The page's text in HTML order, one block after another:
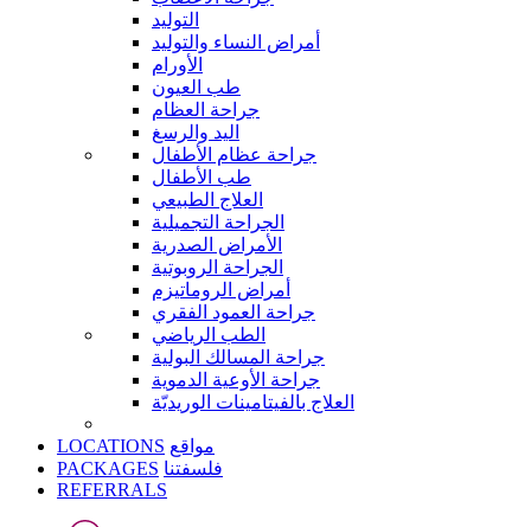
التوليد
أمراض النساء والتوليد
الأورام
طب العيون
جراحة العظام
اليد والرسغ
جراحة عظام الأطفال
طب الأطفال
العلاج الطبيعي
الجراحة التجميلية
الأمراض الصدرية
الجراحة الروبوتية
أمراض الروماتيزم
جراحة العمود الفقري
الطب الرياضي
جراحة المسالك البولية
جراحة الأوعية الدموية
العلاج بالفيتامينات الوريديّة
LOCATIONS مواقع
PACKAGES فلسفتنا
REFERRALS